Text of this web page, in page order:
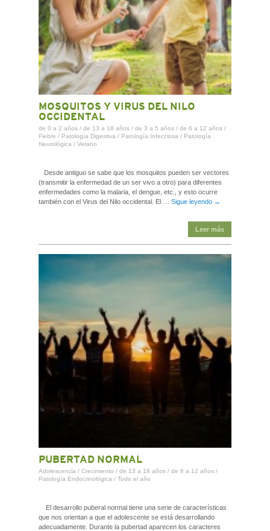
MOSQUITOS Y VIRUS DEL NILO
OCCIDENTAL
de 0 a 2 años / de 13 a 18 años / de 3 a 5 años / de 6 a 12 años /
Fiebre / Patología Digestiva / Patología Infecciosa / Patología
Neurológica / Verano
Desde antiguo se sabe que los mosquitos pueden ser vectores
(transmitir la enfermedad de un ser vivo a otro) para diferentes
enfermedades como la malaria, el dengue, etc., y esto ocurre
también con el Virus del Nilo occidental. El … Sigue leyendo →
Leer más
PUBERTAD NORMAL
Adolescencia / Crecimiento / de 13 a 18 años / de 6 a 12 años /
Patología Endocrinológica / Todo el año
El desarrollo puberal normal tiene una serie de características
que nos orientan a que el adolescente se está desarrollando
adecuadamente. Durante la pubertad aparecen los caracteres